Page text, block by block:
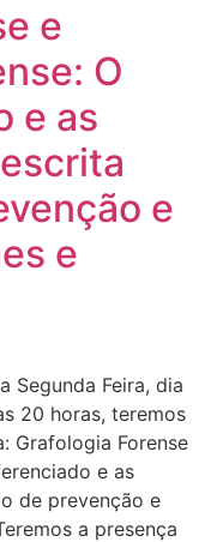
e
O
e as
e
e
Segunda Feira, dia
20 horas, teremos
Grafologia Forense
e as
de prevenção e
a presença